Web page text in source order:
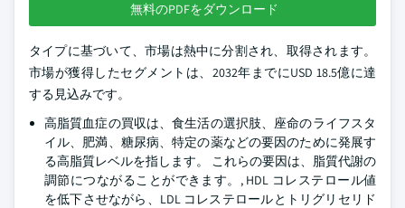
無料のPDFをダウンロード
タイプに基づいて、市場は熱中に分割され、取得されます。
市場が獲得したセグメントは、2032年までにUSD 18.5億に達
する見込みです。
高脂質血症の買収は、食生活の選択肢、座命のライフスタ
イル、肥満、糖尿病、特定の薬などの要因のために発展す
る高脂質レベルを指します。 これらの要因は、脂質代謝の
調節につながることができます。, HDL コレステロール値
を低下させながら、LDL コレステロールとトリグリセリド